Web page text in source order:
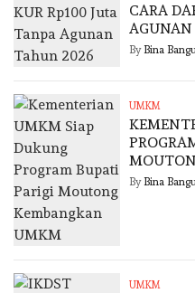
CARA
By Bina
UMKM
By Bina
UMKM